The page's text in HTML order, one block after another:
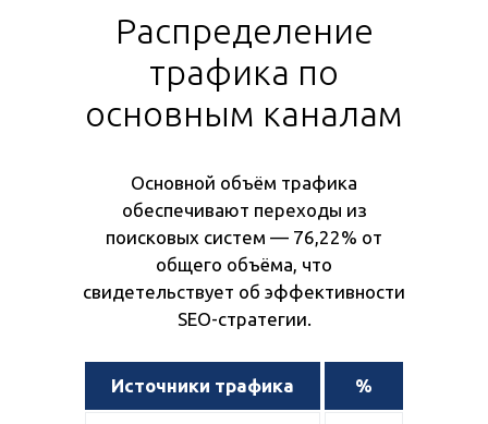
Распределение
трафика по
основным каналам
Основной объём трафика
обеспечивают переходы из
поисковых систем — 76,22% от
общего объёма, что
свидетельствует об эффективности
SEO-стратегии.
Источники трафика %